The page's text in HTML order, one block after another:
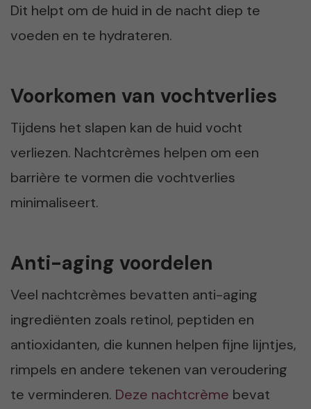
Dit helpt om de huid in de nacht diep te
voeden en te hydrateren.
Voorkomen van vochtverlies
Tijdens het slapen kan de huid vocht
verliezen. Nachtcrèmes helpen om een
barrière te vormen die vochtverlies
minimaliseert.
Anti-aging voordelen
Veel nachtcrèmes bevatten anti-aging
ingrediënten zoals retinol, peptiden en
antioxidanten, die kunnen helpen fijne lijntjes,
rimpels en andere tekenen van veroudering
te verminderen. Deze nachtcrème bevat